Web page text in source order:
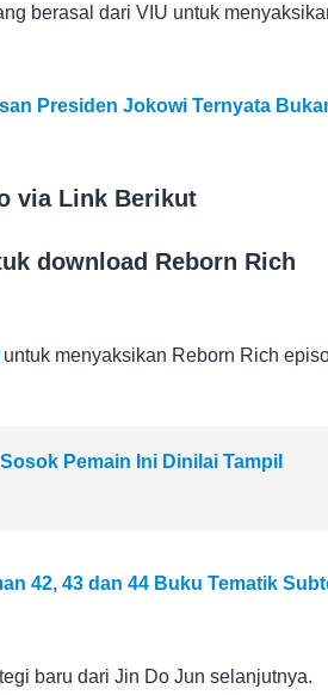
berasal dari VIU untuk
Presiden Jokowi Ternyata
via Link Berikut
download Reborn Rich
untuk menyaksikan Reborn Rich
Pemain Ini Dinilai Tampil
42, 43 dan 44 Buku Tematik
baru dari Jin Do Jun selanjutnya.